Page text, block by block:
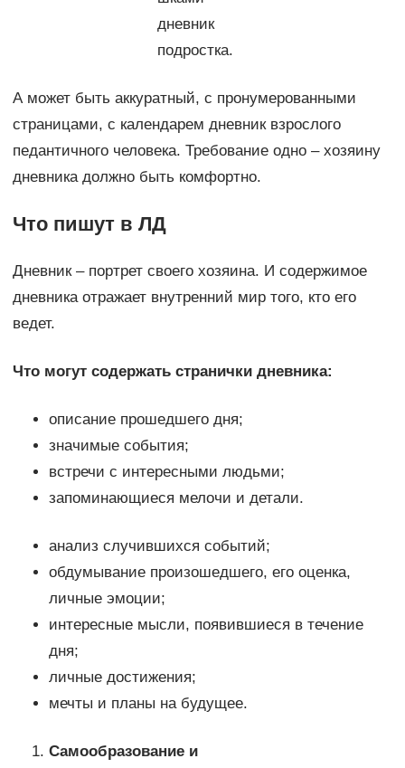
дневник
подростка.
А может быть аккуратный, с пронумерованными
страницами, с календарем дневник взрослого
педантичного человека. Требование одно – хозяину
дневника должно быть комфортно.
Что пишут в ЛД
Дневник – портрет своего хозяина. И содержимое
дневника отражает внутренний мир того, кто его
ведет.
Что могут содержать странички дневника:
описание прошедшего дня;
значимые события;
встречи с интересными людьми;
запоминающиеся мелочи и детали.
анализ случившихся событий;
обдумывание произошедшего, его оценка,
личные эмоции;
интересные мысли, появившиеся в течение
дня;
личные достижения;
мечты и планы на будущее.
Самообразование и